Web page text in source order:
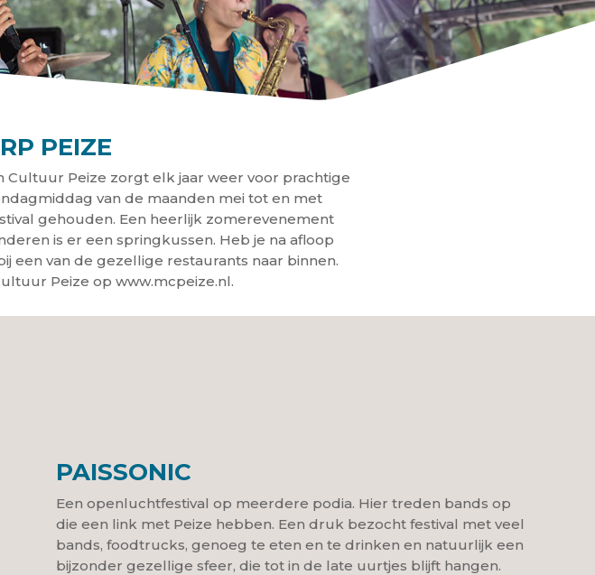
PEIZE
Cultuur Peize zorgt elk jaar weer voor prachtige
van de maanden mei tot en met
gehouden. Een heerlijk zomerevenement
is er een springkussen. Heb je na afloop
een van de gezellige restaurants naar binnen.
Peize op www.mcpeize.nl.
PAISSONIC
Een openluchtfestival op meerdere podia. Hier treden bands op
die een link met Peize hebben. Een druk bezocht festival met veel
bands, foodtrucks, genoeg te eten en te drinken en natuurlijk een
bijzonder gezellige sfeer, die tot in de late uurtjes blijft hangen.